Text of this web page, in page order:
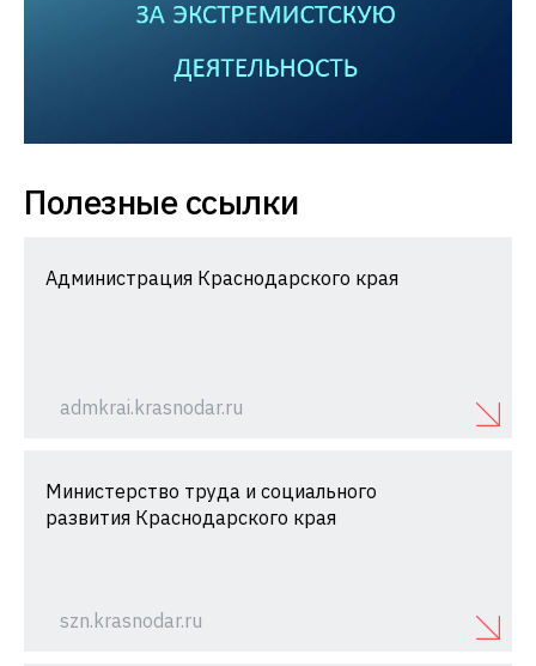
Полезные ссылки
Администрация Краснодарского края
admkrai.krasnodar.ru
Министерство труда и социального
развития Краснодарского края
szn.krasnodar.ru